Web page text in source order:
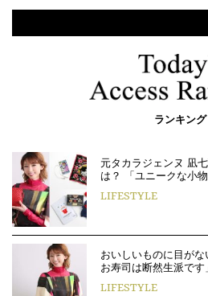
ランキング
元タカラジェンヌ 凪
は？ 「ユニークな小
LIFESTYLE
おいしいものに目が
お寿司は断然生派で
LIFESTYLE